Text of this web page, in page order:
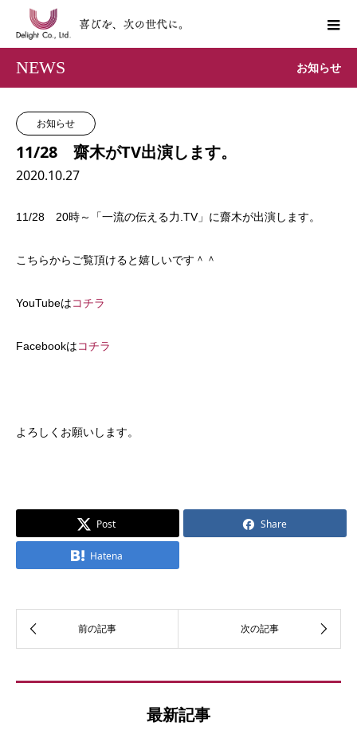
NEWS お知らせ
お知らせ
11/28 齋木がTV出演します。
2020.10.27
11/28 20時～「一流の伝える力.TV」に齋木が出演します。
こちらからご覧頂けると嬉しいです＾＾
YouTubeはコチラ
Facebookはコチラ
よろしくお願いします。
Post Share
Hatena
最新記事